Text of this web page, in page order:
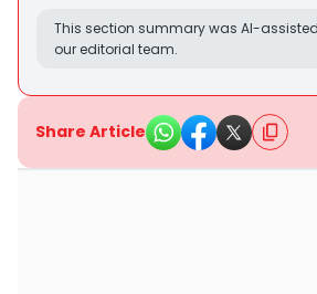
This section summary was AI-
our editorial team.
Share Article